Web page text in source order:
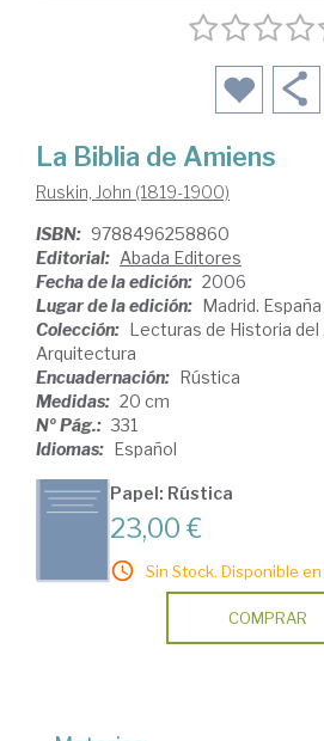
La Biblia de Amiens
Ruskin, John (1819-1900)
ISBN: 9788496258860
Editorial: Abada Editores
Fecha de la edición: 2006
Lugar de la edición: Madrid. España
Colección: Lecturas de Historia del
Arquitectura
Encuadernación: Rústica
Medidas: 20 cm
Nº Pág.: 331
Idiomas: Español
Papel: Rústica
23,00 €
Sin Stock. Disponible
COMPRAR